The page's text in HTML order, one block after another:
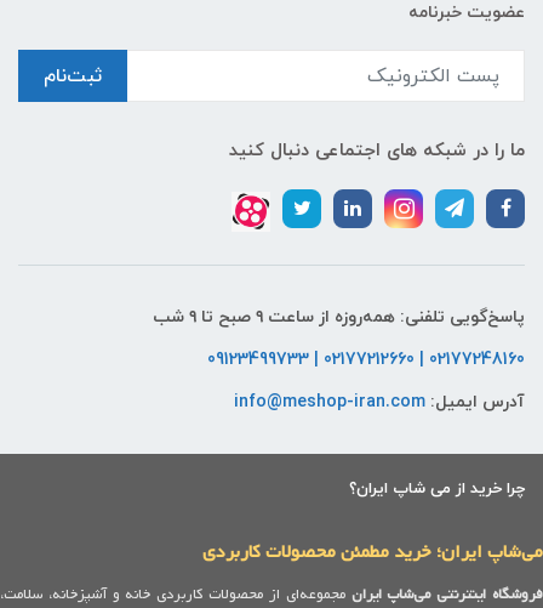
عضویت خبرنامه
ثبت‌نام
ما را در شبکه های اجتماعی دنبال کنید
پاسخ‌گویی تلفنی: همه‌روزه از ساعت ۹ صبح تا ۹ شب
02177248160 | 02177212660 | 09123499733
آدرس ایمیل: info@meshop-iran.com
چرا خرید از می شاپ ایران؟
می‌شاپ ایران؛ خرید مطمئن محصولات کاربردی
فروشگاه اینترنتی می‌شاپ ایران مجموعه‌ای از محصولات کاربردی خانه و آشپزخانه، سلامت،